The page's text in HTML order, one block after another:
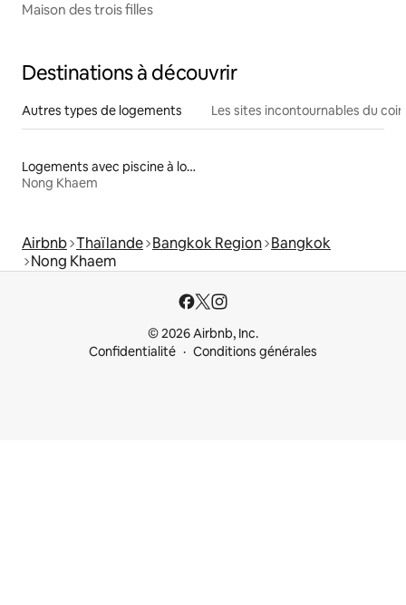
Maison des trois filles
Destinations à découvrir
Autres types de logements Les sites incontournables du coin
Logements avec piscine à louer
Nong Khaem
Airbnb Thaïlande Bangkok Region Bangkok
Nong Khaem
© 2026 Airbnb, Inc.
Confidentialité
Conditions générales